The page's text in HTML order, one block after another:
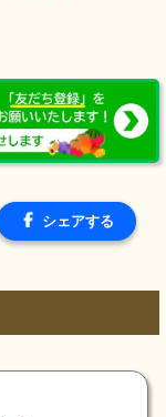
シェアする